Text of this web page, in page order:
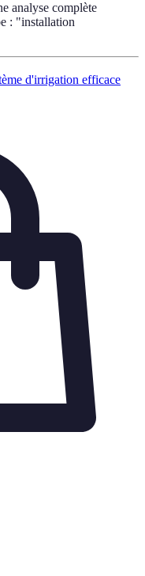
analyse complète
: "installation
d'irrigation efficace